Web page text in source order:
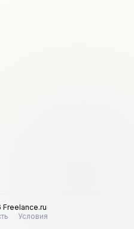
Условия